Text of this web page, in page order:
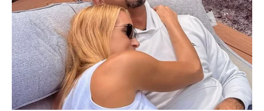
Mnogi Bikovi će dobiti poruku koju su dugo čekali. Drugi
će doživeti susret koji će probuditi emocije za koje su
mislili da su nestale.
Zauzeti Bikovi mogu očekivati ozbiljan razgovor o
zajedničkoj budućnosti, veridbi, zajedničkom životu ili
planovima koji učvršćuju odnos.